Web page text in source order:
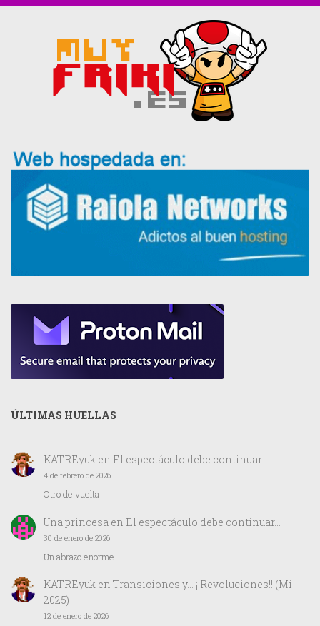
ÚLTIMAS HUELLAS
KATREyuken El espectáculo debe continuar…
4 de febrero de 2026
Otro de vuelta
Una princesa en El espectáculo debe continuar…
30 de enero de 2026
Un abrazo enorme
KATREyuken Transiciones y… ¡¡Revoluciones!! (Mi
2025)
12 de enero de 2026